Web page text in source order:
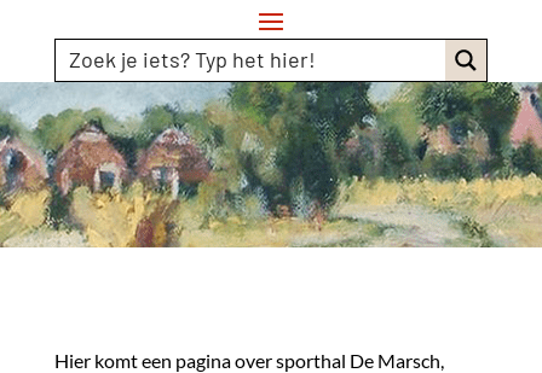
Hier komt een pagina over sporthal De Marsch,